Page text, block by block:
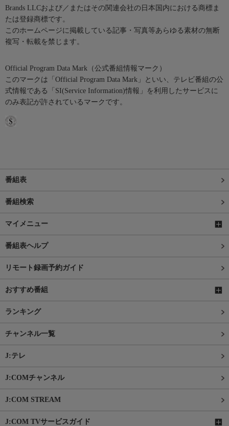
Brands LLCおよび／またはその関連会社の日本国内における商標ま
たは登録商標です。
このホームページに掲載している記事・写真等あらゆる素材の無断
複写・転載を禁じます。
Official Program Data Mark（公式番組情報マーク）
このマークは「Official Program Data Mark」といい、テレビ番組の公
式情報である「SI(Service Information)情報」を利用したサービスに
のみ表記が許されているマークです。
番組表
番組検索
マイメニュー
番組表ヘルプ
リモート録画予約ガイド
おすすめ番組
ランキング
チャンネル一覧
J:テレ
J:COMチャンネル
J:COM STREAM
J:COM TVサービスガイド